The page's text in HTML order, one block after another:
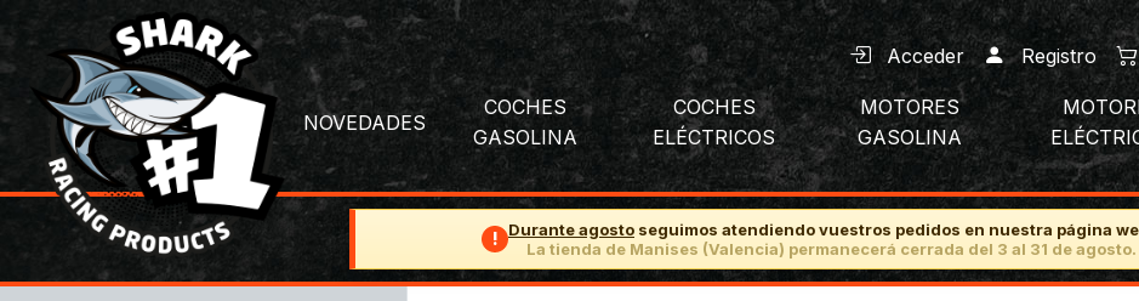
Acceder Registro
NOVEDADES
COCHES
GASOLINA
COCHES
ELÉCTRICOS
MOTORES
GASOLINA
! Durante agosto seguimos atendiendo vuestros pedidos en nuestra página
La tienda de Manises (Valencia) permanecerá cerrada del 3 al 31 de agosto.